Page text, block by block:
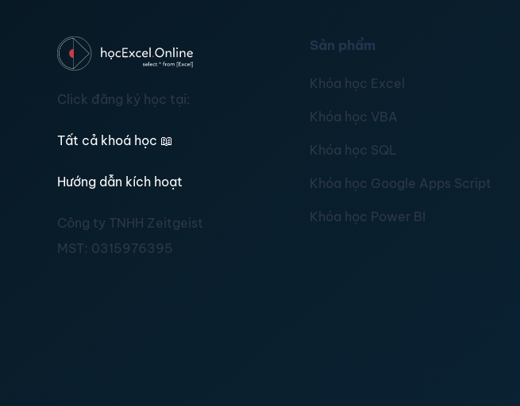
Click đăng ký học tại:
Tất cả khoá học 📖
Hướng dẫn kích hoạt
Công ty TNHH Zeitgeist
MST: 0315976395
Sản phẩm
Khóa học Excel
Khóa học VBA
Khóa học SQL
Khóa học Google Apps Script
Khóa học Power BI